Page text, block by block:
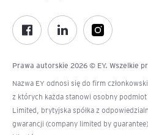
Prawa autorskie 2026 © EY. Wszelkie
Nazwa EY odnosi się do firm
z których każda stanowi osobny
Limited, brytyjska spółka z
gwarancji (company limited by